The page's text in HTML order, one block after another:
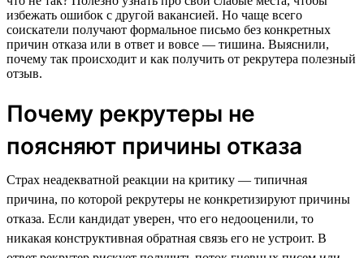
избежать ошибок с другой вакансией. Но чаще всего
соискатели получают формальное письмо без конкретных
причин отказа или в ответ и вовсе — тишина. Выяснили,
почему так происходит и как получить от рекрутера полезный
отзыв.
Почему рекрутеры не
поясняют причины отказа
Страх неадекватной реакции на критику — типичная
причина, по которой рекрутеры не конкретизируют причины
отказа. Если кандидат уверен, что его недооценили, то
никакая конструктивная обратная связь его не устроит. В